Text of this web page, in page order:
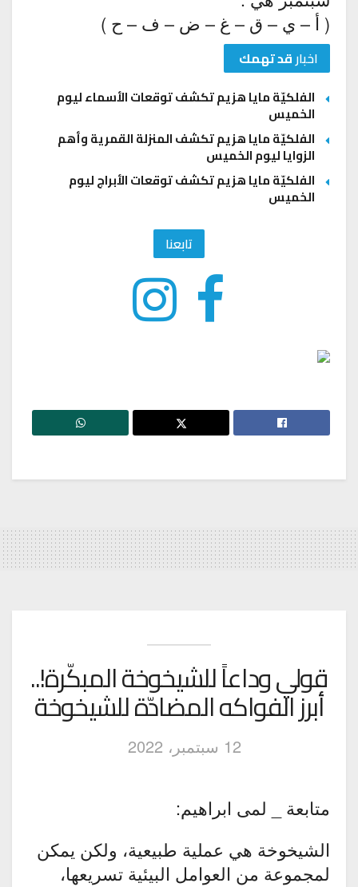
( أ – ي – ق – غ – ض – ف – ح )
اخبارقد تهمك
الفلكيّة مايا هزيم تكشف توقعات الأسماء ليوم
الخميس
الفلكيّة مايا هزيم تكشف المنزلة القمرية وأهم
الزوايا ليوم الخميس
الفلكيّة مايا هزيم تكشف توقعات الأبراج ليوم
الخميس
تابعنا
قولي وداعاً للشيخوخة المبكّرة!..
أبرز الفواكه المضادّة للشيخوخة
12 سبتمبر، 2022
متابعة _ لمى ابراهيم:
الشيخوخة هي عملية طبيعية، ولكن يمكن
لمجموعة من العوامل البيئية تسريعها،